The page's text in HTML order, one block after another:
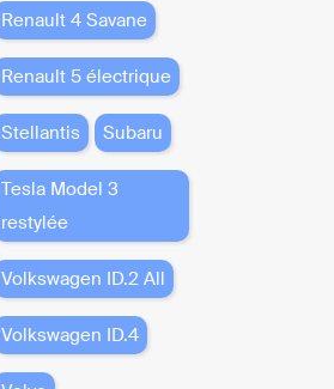
Renault 4 Savane
Renault 5 électrique
Stellantis Subaru
Tesla Model 3
restylée
Volkswagen ID.2 All
Volkswagen ID.4